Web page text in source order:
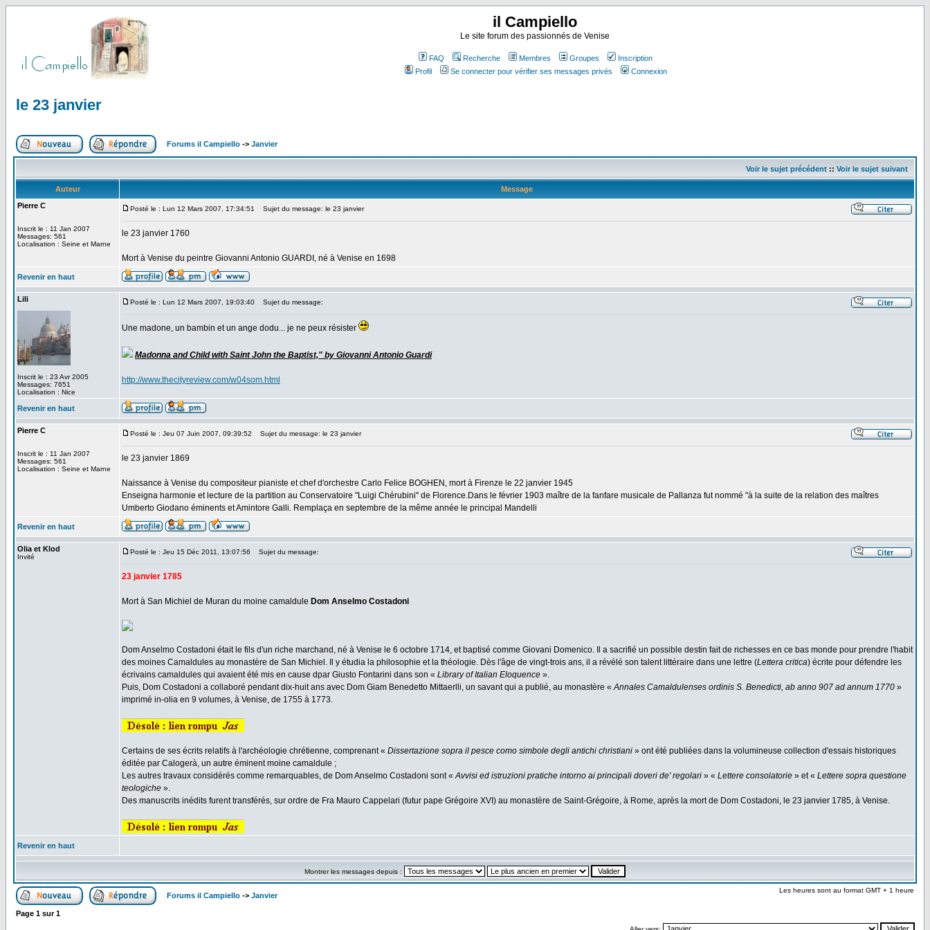
il Campiello
Le site forum des passionnés de Venise
FAQ Recherche Membres Groupes
Inscription
Profil
Se connecter pour vérifier ses messages privés Connexion
le 23 janvier
Forums il Campiello -> Janvier
Voir le sujet précédent :: Voir le sujet suivant
Auteur
Message
Pierre C
Inscrit le : 11 Jan 2007
Messages: 561
Localisation : Seine et Marne
Posté le : Lun 12 Mars 2007, 17:34:51 Sujet du message: le 23 janvier
le 23 janvier 1760
Mort à Venise du peintre Giovanni Antonio GUARDI, né à Venise en 1698
Revenir en haut
Lili
Inscrit le : 23 Avr 2005
Messages: 7651
Localisation : Nice
Posté le : Lun 12 Mars 2007, 19:03:40 Sujet du message:
Une madone, un bambin et un ange dodu... je ne peux résister
Madonna and Child with Saint John the Baptist," by Giovanni Antonio Guardi
http://www.thecityreview.com/w04som.html
Revenir en haut
Pierre C
Inscrit le : 11 Jan 2007
Messages: 561
Localisation : Seine et Marne
Posté le : Jeu 07 Juin 2007, 09:39:52 Sujet du message: le 23 janvier
le 23 janvier 1869
Naissance à Venise du compositeur pianiste et chef d'orchestre Carlo Felice BOGHEN, mort à Firenze le 22 janvier 1945
Enseigna harmonie et lecture de la partition au Conservatoire "Luigi Chérubini" de Florence.Dans le février 1903 maître de la fanfare musicale de Pallanza fut nommé "à la suite de la relation des maîtres
Umberto Giodano éminents et Amintore Galli. Remplaça en septembre de la même année le principal Mandelli
Revenir en haut
Olia et Klod
Invité
Posté le : Jeu 15 Déc 2011, 13:07:56 Sujet du message:
23 janvier 1785
Mort à San Michiel de Muran du moine camaldule Dom Anselmo Costadoni
Dom Anselmo Costadoni était le fils d'un riche marchand, né à Venise le 6 octobre 1714, et baptisé comme Giovani Domenico. Il a sacrifié un possible destin fait de richesses en ce bas monde pour prendre l'habit
des moines Camaldules au monastère de San Michiel. Il y étudia la philosophie et la théologie. Dès l'âge de vingt-trois ans, il a révélé son talent littéraire dans une lettre (Lettera critica) écrite pour défendre les
écrivains camaldules qui avaient été mis en cause dpar Giusto Fontarini dans son « Library of Italian Eloquence ».
Puis, Dom Costadoni a collaboré pendant dix-huit ans avec Dom Giam Benedetto Mittaerlli, un savant qui a publié, au monastère «Annales Camaldulenses ordinis S. Benedicti, ab anno 907 ad annum 1770 »
imprimé in-olia en 9 volumes, à Venise, de 1755 à 1773.
Certains de ses écrits relatifs à l'archéologie chrétienne, comprenant « Dissertazione sopra il pesce como simbole degli antichi christiani » ont été publiées dans la volumineuse collection d'essais historiques
éditée par Calogerà, un autre éminent moine camaldule ;
Les autres travaux considérés comme remarquables, de Dom Anselmo Costadoni sont «Avvisi ed istruzioni pratiche intorno ai principali doveri de' regolari » « Lettere consolatorie » et « Lettere sopra questione
teologiche ».
Des manuscrits inédits furent transférés, sur ordre de Fra Mauro Cappelari (futur pape Grégoire XVI) au monastère de Saint-Grégoire, à Rome, après la mort de Dom Costadoni, le 23 janvier 1785, à Venise.
Revenir en haut
Montrer les messages depuis :
Forums il Campiello -> Janvier
Les heures sont au format GMT + 1 heure
Page 1 sur1